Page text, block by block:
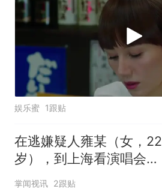
娱乐蜜 1跟贴
在逃嫌疑人雍某（女，22
岁），到上海看演唱会，
还没出地铁站就被抓了
掌闻视讯 2跟贴